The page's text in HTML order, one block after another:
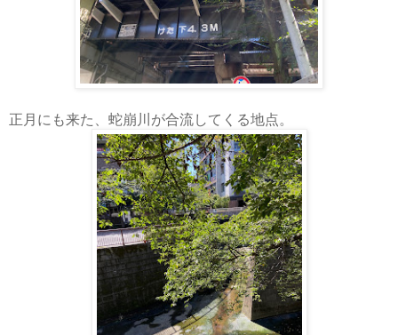
正月にも来た、蛇崩川が合流してくる地点。